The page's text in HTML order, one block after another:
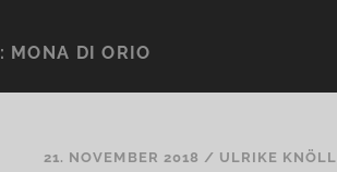
MONA DI ORIO
21. NOVEMBER 2018 / ULRIKE KNÖLL